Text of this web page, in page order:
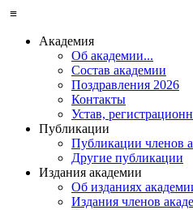
≡
Академия
Об академии...
Состав академии
Поздравления 2026
Контакты
Устав,
Публикации
Публикации членов
Другие публикации
Издания академии
Об изданиях
Издания членов